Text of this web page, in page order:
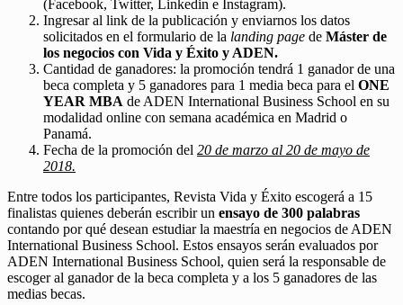
(Facebook, Twitter, Linkedin e Instagram).
Ingresar al link de la publicación y enviarnos los datos
solicitados en el formulario de la landing page de Máster de
los negocios con Vida y Éxito y ADEN.
Cantidad de ganadores: la promoción tendrá 1 ganador de una
beca completa y 5 ganadores para 1 media beca para el ONE
YEAR MBA de ADEN International Business School en su
modalidad online con semana académica en Madrid o
Panamá.
Fecha de la promoción del 20 de marzo al 20 de mayo de
2018.
Entre todos los participantes, Revista Vida y Éxito escogerá a 15
finalistas quienes deberán escribir un ensayo de 300 palabras
contando por qué desean estudiar la maestría en negocios de ADEN
International Business School. Estos ensayos serán evaluados por
ADEN International Business School, quien será la responsable de
escoger al ganador de la beca completa y a los 5 ganadores de las
medias becas.